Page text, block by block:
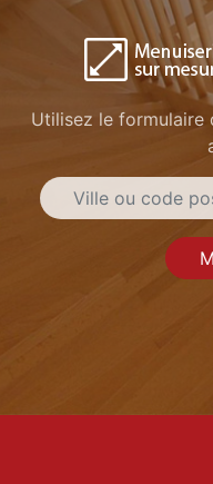
Utilisez le formulaire